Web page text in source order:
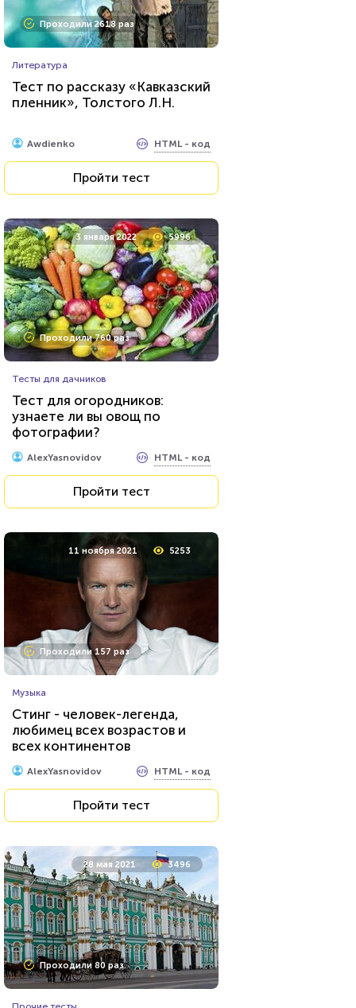
Проходили 2618 раз
Литература
Тест по рассказу «Кавказский
пленник», Толстого Л.Н.
Awdienko HTML - код
Пройти тест
3 января 2022 5996
Проходили 760 раз
Тесты для дачников
Тест для огородников:
узнаете ли вы овощ по
фотографии?
AlexYasnovidov HTML - код
Пройти тест
11 ноября 2021 5253
Проходили 157 раз
Музыка
Стинг - человек-легенда,
любимец всех возрастов и
всех континентов
AlexYasnovidov HTML - код
Пройти тест
28 мая 2021 3496
Проходили 80 раз